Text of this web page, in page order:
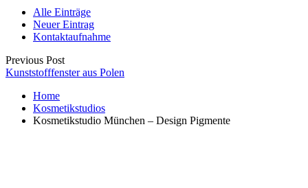
Alle Einträge
Neuer Eintrag
Kontaktaufnahme
Previous Post
Kunststofffenster aus Polen
Home
Kosmetikstudios
Kosmetikstudio München – Design Pigmente